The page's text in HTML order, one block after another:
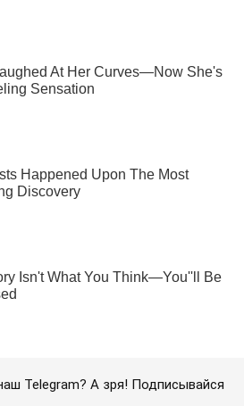
Telegram? А зря! Подписывайся